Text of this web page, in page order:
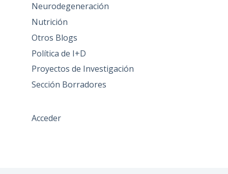
Neurodegeneración
Nutrición
Otros Blogs
Política de I+D
Proyectos de Investigación
Sección Borradores
Acceder